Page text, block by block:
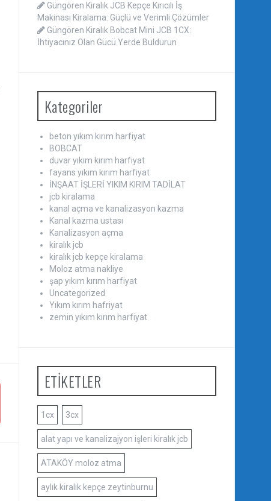
Güngören Kiralık JCB Kepçe Kırıcılı İş
Makinası Kiralama: Güçlü ve Verimli Çözümler
Güngören Kiralık Bobcat Mini JCB 1CX:
İhtiyacınız Olan Gücü Yerde Buldurun
Kategoriler
beton yıkım kırım harfiyat
BOBCAT
duvar yıkım kırım harfiyat
fayans yıkım kırım harfiyat
İNŞAAT İŞLERİ YIKIM KIRIM TADİLAT
jcb kiralama
kanal açma ve kanalizasyon kazma
Kanal kazma ustası
Kanalizasyon açma
kiralık jcb
kiralık jcb kepçe kiralama
Moloz atma nakliye
şap yıkım kırım harfiyat
Uncategorized
Yıkım kırım hafriyat
zemin yıkım kırım harfiyat
ETİKETLER
1cx 3cx
alat yapı ve kanalizajyon işleri kiralık jcb
ATAKÖY moloz atma
aylık kiralık kepçe zeytinburnu